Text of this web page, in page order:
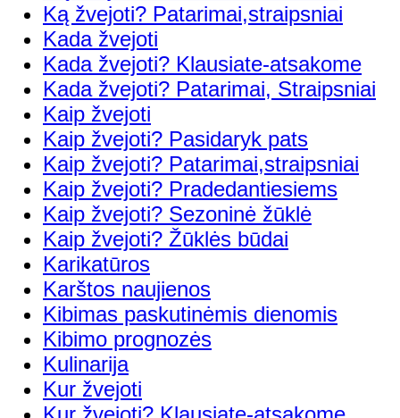
Ką žvejoti? Patarimai,straipsniai
Kada žvejoti
Kada žvejoti? Klausiate-atsakome
Kada žvejoti? Patarimai, Straipsniai
Kaip žvejoti
Kaip žvejoti? Pasidaryk pats
Kaip žvejoti? Patarimai,straipsniai
Kaip žvejoti? Pradedantiesiems
Kaip žvejoti? Sezoninė žūklė
Kaip žvejoti? Žūklės būdai
Karikatūros
Karštos naujienos
Kibimas paskutinėmis dienomis
Kibimo prognozės
Kulinarija
Kur žvejoti